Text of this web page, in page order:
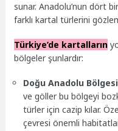
sunar. Anadolu’nun dört
farklı kartal türlerini
Türkiye’de kartalların
bölgeler şunlardır:
Doğu Anadolu
ve göller bu bölgeyi
türler için cazip kılar.
çevresi önemli